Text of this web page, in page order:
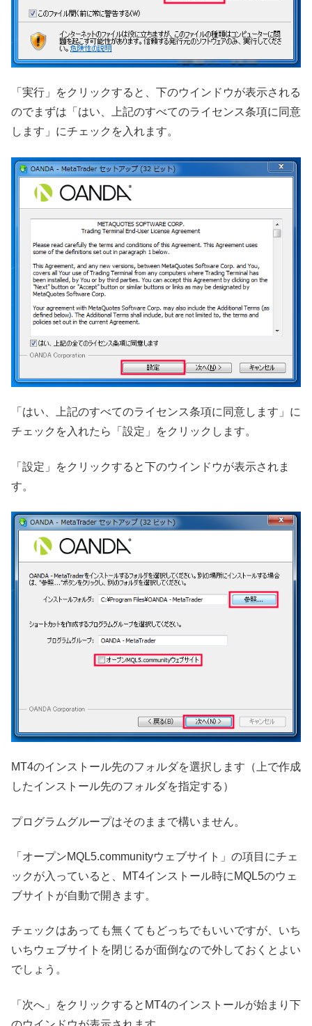
「実行」をクリックすると、下のウインドウが表示される
のでまずは「はい、上記のすべてのライセンス条項に同意
します」にチェックを入れます。
「はい、上記のすべてのライセンス条項に同意します」に
チェックを入れたら「設定」をクリックします。
「設定」をクリックすると下のウインドウが表示されま
す。
MT4のインストール先のフォルダを選択します（上で作成
したインストール先のフォルダを指定する）
プログラムグループはそのままで構いません。
「オープンMQL5.communityウェブサイト」の項目にチェ
ックが入っていると、MT4インストール時にMQL5のウェ
ブサイトが自動で開きます。
チェックはあっても無くてもどっちでもいいですが、いち
いちウェブサイトを閉じるが面倒なので外しておくとよい
でしょう。
「次へ」をクリックするとMT4のインストールが始まり下